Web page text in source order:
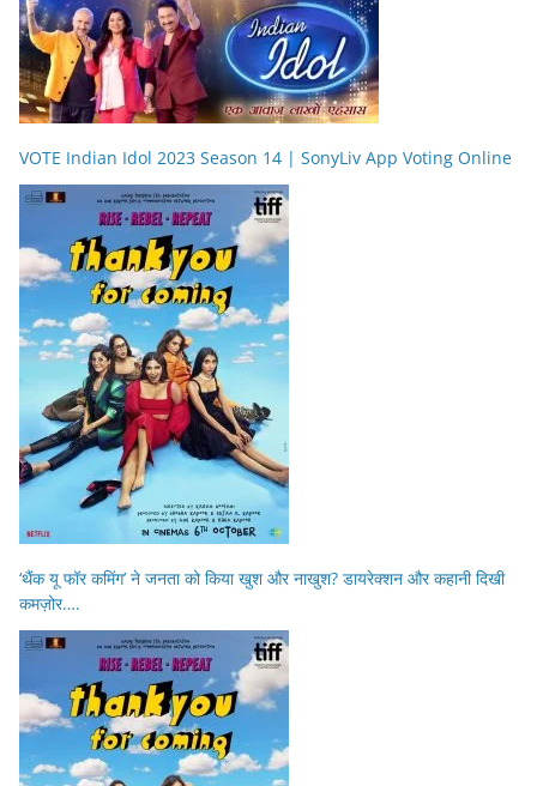
VOTE Indian Idol 2023 Season 14 | SonyLiv App Voting Online
‘थैंक यू फॉर कमिंग’ ने जनता को किया खुश और नाखुश? डायरेक्शन और कहानी दिखी
कमज़ोर….